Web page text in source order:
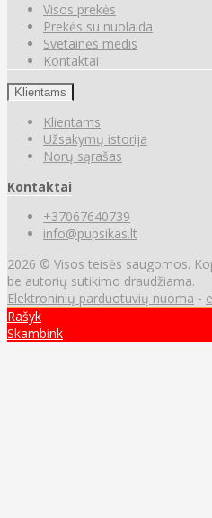
Visos prekės
Prekės su nuolaida
Svetainės medis
Kontaktai
Klientams
Klientams
Užsakymų istorija
Norų sąrašas
Kontaktai
+37067640739
info@pupsikas.lt
2026 © Visos teisės saugomos.
be autorių sutikimo draudžiama.
Elektroninių parduotuvių nuoma -
Rašyk
Skambink